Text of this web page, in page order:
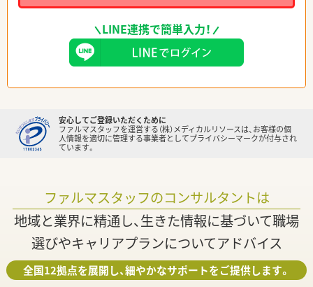
LINE連携で簡単入力！
安心してご登録いただくために
ファルマスタッフを運営する（株）メディカルリソースは、お客様の個
人情報を適切に管理する事業者としてプライバシーマークが付与され
ています。
ファルマスタッフのコンサルタントは
地域と業界に精通し、生きた情報に基づいて職場
選びやキャリアプランについてアドバイス
全国12拠点を展開し、細やかなサポートをご提供します。